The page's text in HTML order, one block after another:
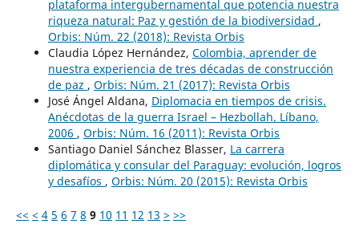
plataforma intergubernamental que potencia nuestra
riqueza natural: Paz y gestión de la biodiversidad ,
Orbis: Núm. 22 (2018): Revista Orbis
Claudia López Hernández, Colombia, aprender de
nuestra experiencia de tres décadas de construcción
de paz , Orbis: Núm. 21 (2017): Revista Orbis
José Ángel Aldana, Diplomacia en tiempos de crisis.
Anécdotas de la guerra Israel – Hezbollah. Líbano,
2006 , Orbis: Núm. 16 (2011): Revista Orbis
Santiago Daniel Sánchez Blasser, La carrera
diplomática y consular del Paraguay: evolución, logros
y desafíos , Orbis: Núm. 20 (2015): Revista Orbis
<< < 4 5 6 7 8 9 10 11 12 13 > >>